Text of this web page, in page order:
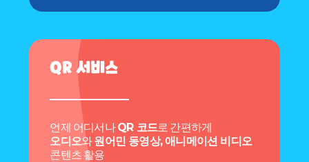
QR 서비스
언제 어디서나QR 코드로 간편하게
오디오와원어민 동영상, 애니메이션 비디오
콘텐츠 활용